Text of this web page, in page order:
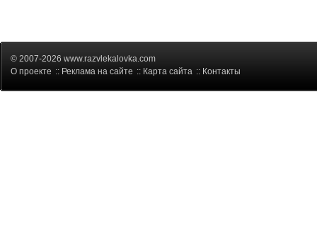
© 2007-2026 www.razvlekalovka.com
О проекте :: Реклама на сайте :: Карта сайта :: Контакты